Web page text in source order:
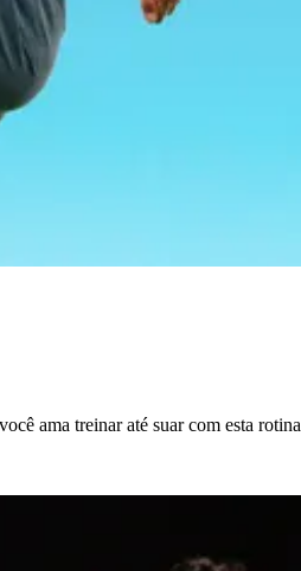
ama treinar até suar com esta